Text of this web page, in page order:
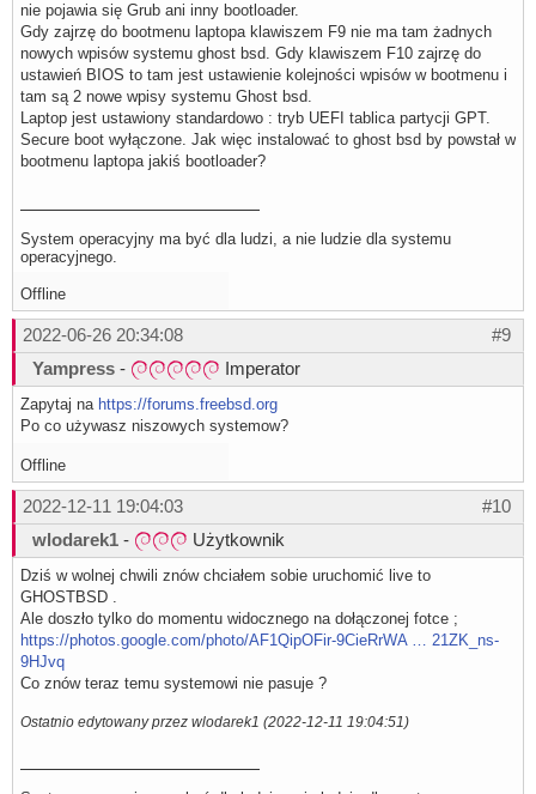
nie pojawia się Grub ani inny bootloader.
Gdy zajrzę do bootmenu laptopa klawiszem F9 nie ma tam żadnych
nowych wpisów systemu ghost bsd. Gdy klawiszem F10 zajrzę do
ustawień BIOS to tam jest ustawienie kolejności wpisów w bootmenu i
tam są 2 nowe wpisy systemu Ghost bsd.
Laptop jest ustawiony standardowo : tryb UEFI tablica partycji GPT.
Secure boot wyłączone. Jak więc instalować to ghost bsd by powstał w
bootmenu laptopa jakiś bootloader?
System operacyjny ma być dla ludzi, a nie ludzie dla systemu
operacyjnego.
Offline
#9
2022-06-26 20:34:08
Yampress - Imperator
Zapytaj na https://forums.freebsd.org
Po co używasz niszowych systemow?
Offline
#10
2022-12-11 19:04:03
wlodarek1 - Użytkownik
Dziś w wolnej chwili znów chciałem sobie uruchomić live to
GHOSTBSD .
Ale doszło tylko do momentu widocznego na dołączonej fotce ;
https://photos.google.com/photo/AF1QipOFir-9CieRrWA … 21ZK_ns-
9HJvq
Co znów teraz temu systemowi nie pasuje ?
Ostatnio edytowany przez wlodarek1 (2022-12-11 19:04:51)